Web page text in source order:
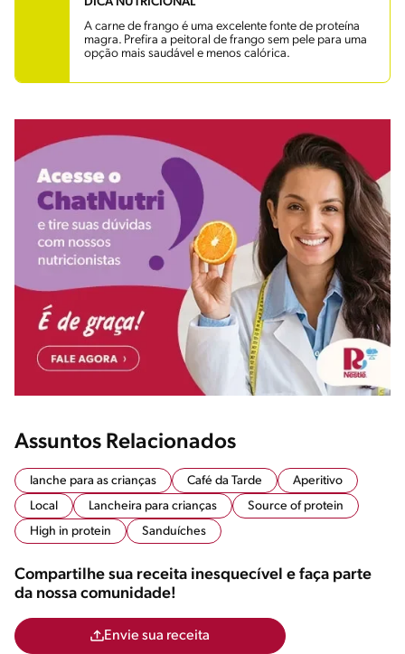
A carne de frango é uma excelente fonte de proteína
magra. Prefira a peitoral de frango sem pele para uma
opção mais saudável e menos calórica.
Assuntos Relacionados
lanche para as crianças Café da Tarde
Aperitivo
Local
Lancheira para crianças
Source of protein
High in protein
Sanduíches
Compartilhe sua receita inesquecível e faça parte
da nossa comunidade!
Envie sua receita